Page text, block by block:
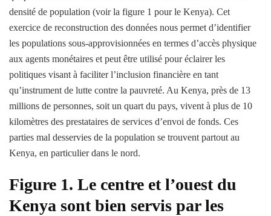
densité de population (voir la figure 1 pour le Kenya). Cet
exercice de reconstruction des données nous permet d’identifier
les populations sous-approvisionnées en termes d’accès physique
aux agents monétaires et peut être utilisé pour éclairer les
politiques visant à faciliter l’inclusion financière en tant
qu’instrument de lutte contre la pauvreté. Au Kenya, près de 13
millions de personnes, soit un quart du pays, vivent à plus de 10
kilomètres des prestataires de services d’envoi de fonds. Ces
parties mal desservies de la population se trouvent partout au
Kenya, en particulier dans le nord.
Figure 1. Le centre et l’ouest du
Kenya sont bien servis par les